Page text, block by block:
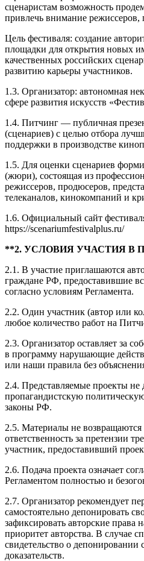
сценаристам возможность
привлечь внимание режиссеров,
Цель фестиваля: создание
площадки для открытия новых
качественных российских
развитию карьеры участников.
1.3. Организатор: автономная
сфере развития искусств
1.4. Питчинг — публичная
(сценариев) с целью отбора
поддержки в производстве
1.5. Для оценки сценариев
(жюри), состоящая из
режиссеров, продюсеров,
телеканалов, кинокомпаний и
1.6. Официальный сайт
https://scenariumfestivalplus.ru/
**2. УСЛОВИЯ УЧАСТИЯ В
2.1. В участие приглашаются
граждане РФ, предоставившие
согласно условиям Регламента.
2.2. Один участник (автор или
любое количество работ на
2.3. Организатор оставляет за
в программу нарушающие
или наши правила без
2.4. Представляемые проекты
пропагандистскую
законы РФ.
2.5. Материалы не возвращаются
ответственность за претензии
участник, предоставивший
2.6. Подача проекта означает
Регламентом полностью и
2.7. Организатор рекомендует
самостоятельно депонировать
зафиксировать авторские права
приоритет авторства. В случае
свидетельство о
доказательств.